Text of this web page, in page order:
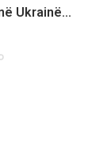
Ukrainë...